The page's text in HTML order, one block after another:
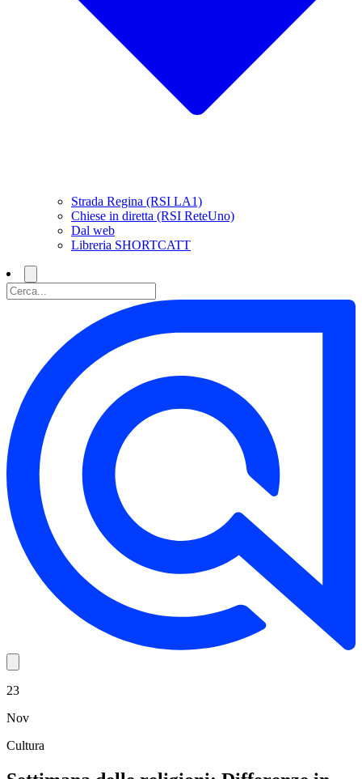
Strada Regina (RSI LA1)
Chiese in diretta (RSI ReteUno)
Dal web
Libreria SHORTCATT
23
Nov
Cultura